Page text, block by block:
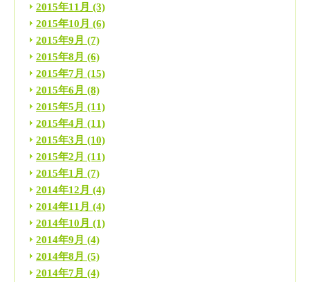
2015年11月 (3)
2015年10月 (6)
2015年9月 (7)
2015年8月 (6)
2015年7月 (15)
2015年6月 (8)
2015年5月 (11)
2015年4月 (11)
2015年3月 (10)
2015年2月 (11)
2015年1月 (7)
2014年12月 (4)
2014年11月 (4)
2014年10月 (1)
2014年9月 (4)
2014年8月 (5)
2014年7月 (4)